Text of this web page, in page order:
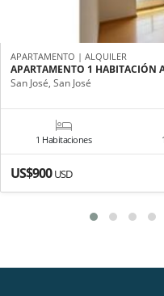
APARTAMENTO | ALQUILER
APARTAMENTO 1 HABITACIÓN
San José, San José
1 Habitaciones
US$900USD